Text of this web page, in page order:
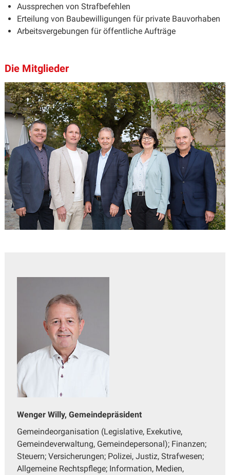
Aussprechen von Strafbefehlen
Erteilung von Baubewilligungen für private Bauvorhaben
Arbeitsvergebungen für öffentliche Aufträge
Die Mitglieder
Wenger Willy, Gemeindepräsident
Gemeindeorganisation (Legislative, Exekutive,
Gemeindeverwaltung, Gemeindepersonal); Finanzen;
Steuern; Versicherungen; Polizei, Justiz, Strafwesen;
Allgemeine Rechtspflege; Information, Medien,